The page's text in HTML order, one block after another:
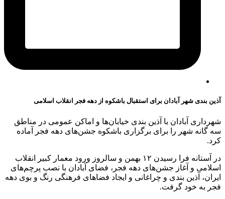
آذین بندی شهر آبادان برای استقبال باشکوه از دهه فجر انقلاب اسلامی
شهرداری آبادان با آذین بندی خیابان‌ها و اماکن عمومی در مناطق
سه گانه شهر را برای برگزاری باشکوه جشن‌های دهه فجر آماده
کرد.
در آستانه فرا رسیدن ۱۲ بهمن و سالروز ورود معمار کبیر انقلاب
اسلامی و آغاز جشن‌های دهه فجر، فضای آبادان با نصب پرچم‌های
ایران، آذین بندی و چراغانی و ایجاد فضا‌های فرهنگی رنگ و بوی دهه
فجر به خود گرفت.